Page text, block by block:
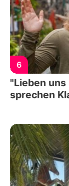
6
"Lieben
sprechen